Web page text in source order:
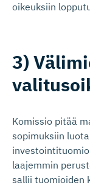
oikeuksiin
3)
Komissio pitää
sopimuksiin
laajemmin
sallii tuomioiden